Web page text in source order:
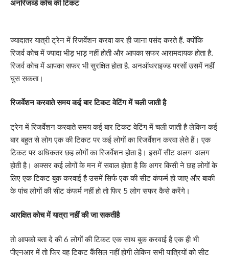
अनरिजर्व्ड कोच की टिकट
ज्यादातर यात्री ट्रेन में रिजर्वेशन करवा कर ही जाना पसंद करते हैं. क्योंकि
रिजर्व कोच में ज्यादा भीड़ भाड़ नहीं होती और आपका सफर आरामदायक होता है.
रिजर्व कोच में आपका सफर भी सुरक्षित होता है. अनऑथराइज्ड परसों उसमें नहीं
घुस सकता।
रिजर्वेशन करवाते समय कई बार टिकट वेटिंग में चली जाती है
ट्रेन में रिजर्वेशन करवाते समय कई बार टिकट वेटिंग में चली जाती है लेकिन कई
बार बहुत से लोग एक की टिकट पर कई लोगों का रिजर्वेशन करवा लेते हैं। एक
टिकट पर अधिकतर छह लोगों का रिजर्वेशन होता है। इसमें सीट अलग-अलग
होती है। अक्सर कई लोगों के मन में सवाल होता है कि अगर किसी ने छह लोगों के
लिए एक टिकट बुक करवाई है उसमें सिर्फ एक की सीट कंफर्म हो जाए और बाकी
के पांच लोगों की सीट कंफर्म नहीं हो तो फिर 5 लोग सफर कैसे करेंगे।
आरक्षित कोच में यात्रा नहीं की जा सकतीहै
तो आपको बता दे की 6 लोगों की टिकट एक साथ बुक करवाई है एक ही भी
पीएनआर में तो फिर वह टिकट कैंसिल नहीं होगी लेकिन सभी यात्रियों को सीट